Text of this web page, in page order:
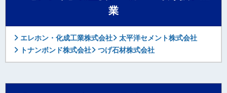
業
エレホン・化成工業株式会社
太平洋セメント株式会社
トナンボンド株式会社
つげ石材株式会社